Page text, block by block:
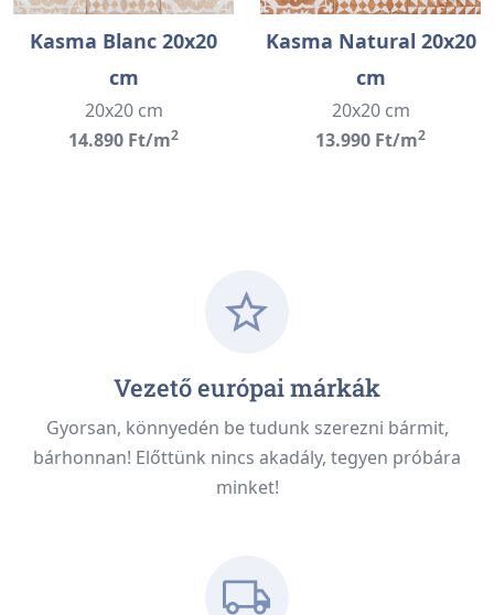
Kasma Blanc 20x20
cm
20x20 cm
14.890 Ft/m2
Kasma Natural 20x20
cm
20x20 cm
13.990 Ft/m2
Vezető európai márkák
Gyorsan, könnyedén be tudunk szerezni bármit,
bárhonnan! Előttünk nincs akadály, tegyen próbára
minket!